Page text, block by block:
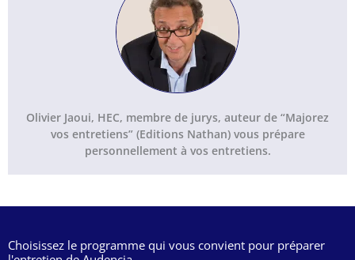
Olivier Jaoui, HEC, membre de jurys, auteur de “Majorez
vos entretiens” (Editions Nathan) vous prépare
personnellement à vos entretiens.
Choisissez le programme qui vous convient pour préparer